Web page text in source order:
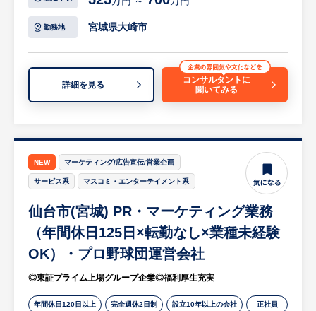
【所属部門】キーアカウント部
宮城県仙台市に仙台オフィスおよび隣接のテ
任部隊となり、顧客システムの開発サポート
を提供。営業、技術営業、アプリケーション
エンジニア、ソフトウェアエンジニア等が従
【将来の可能なキャリアパス】
キャリア志向の明確化と入社後の実績によ
り、国内の他エリアへの配置転換・横浜本社
や他部門やドイツ本社への異動
も可能。
【ポジションの魅力】
キーアカウント部では、半導体業界の大手顧
客へ向け、半導体製造装置に欠かせない高品
質な電源供給システムを提供することで、世
【具体的には…】
係構築・ニーズ深耕によるシェア拡大
・市場動向の調査に基づいた、新規顧客への
提案活動（上長と連携）
・OJT研修や本社営業部門での研修を通じた
製品知識・業務フローの習得
出張・アテンド:稀に国内外（年数回〜）の
出張、ビジネス上の関係構築のため、海外顧
客のアテンドの可能性があります。
英語力については、抵抗がなければ問題あり
ません。
ワークライフバランス: 平均残業時間は月約
勤務地 宮城県大崎市
詳細を見る
コンサルタントに
聞いてみる
NEW マーケティング/広告宣伝/営業企画
サービス系 マスコミ・エンターテイメント系
仙台市(宮城) PR・マーケティング業務
（年間休日125日×転勤なし×業種未経験
OK）・プロ野球団運営会社
◎東証プライム上場グループ企業◎福利厚生充実
年間休日120日以上 完全週休2日制 設立10年以上の会社 正社員